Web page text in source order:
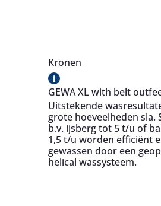
Kronen
i
GEWA XL with belt
Uitstekende
grote hoeveelheden sla.
b.v. ijsberg tot 5 t/u of
1,5 t/u worden efficiënt
gewassen door een
helical wassysteem.